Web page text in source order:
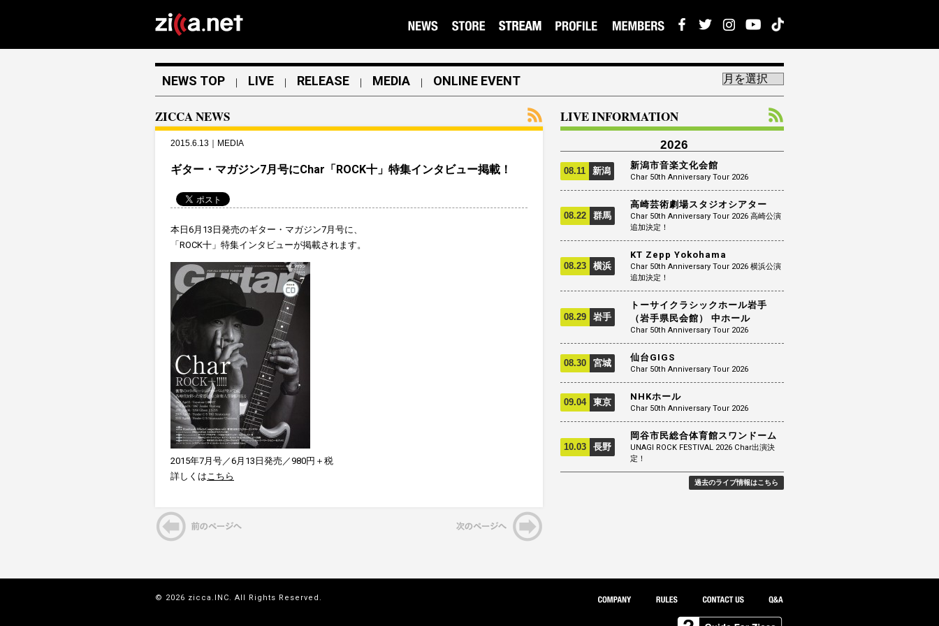
NEWS TOP ｜ LIVE ｜ RELEASE ｜ MEDIA ｜ ONLINE EVENT
ZICCA NEWS
2015.6.13｜MEDIA
ギター・マガジン7月号にChar「ROCK十」特集インタビュー掲載！
本日6月13日発売のギター・マガジン7月号に、
「ROCK十」特集インタビューが掲載されます。
2015年7月号／6月13日発売／980円＋税
詳しくはこちら
LIVE INFORMATION
2026
08.11 新潟 新潟市音楽文化会館
Char 50th Anniversary Tour 2026
08.22 群馬
高崎芸術劇場スタジオシアター
Char 50th Anniversary Tour 2026 高崎公演
追加決定！
08.23 横浜
KT Zepp Yokohama
Char 50th Anniversary Tour 2026 横浜公演
追加決定！
08.29 岩手
トーサイクラシックホール岩手
（岩手県民会館） 中ホール
Char 50th Anniversary Tour 2026
08.30 宮城 仙台GIGS
Char 50th Anniversary Tour 2026
09.04 東京 NHKホール
Char 50th Anniversary Tour 2026
10.03 長野
岡谷市民総合体育館スワンドーム
UNAGI ROCK FESTIVAL 2026 Char出演決
定！
過去のライブ情報はこちら
© 2026 zicca.INC. All Rights Reserved.